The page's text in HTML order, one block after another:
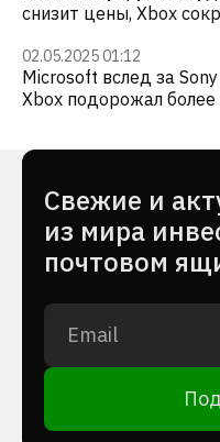
снизит цены, Xbox
02.05.2025 01:12
Microsoft вслед за
Xbox подорожал более
Cвежие и
из мира
почтовом